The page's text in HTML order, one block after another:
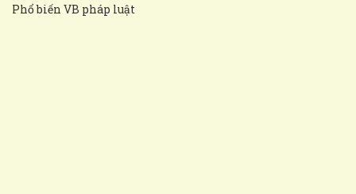
Phổ biến VB pháp luật